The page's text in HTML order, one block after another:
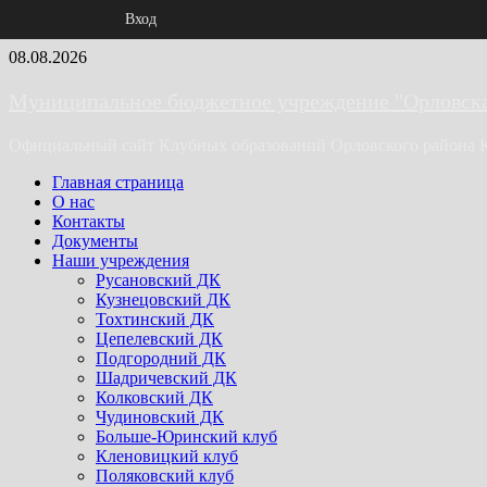
Skip
08.08.2026
Primary
Menu
Главная страница
О нас
Контакты
Документы
Наши учреждения
Русановский ДК
Кузнецовский ДК
Тохтинский ДК
Цепелевский ДК
Подгородний ДК
Шадричевский ДК
Колковский ДК
Чудиновский ДК
Больше-Юринский клуб
Кленовицкий клуб
Поляковский клуб
Вход